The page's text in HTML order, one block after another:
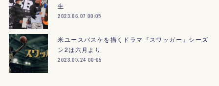
生
2023.06.07 00:05
米ユースバスケを描くドラマ『スワッガー』シーズ
ン2は六月より
2023.05.24 00:05